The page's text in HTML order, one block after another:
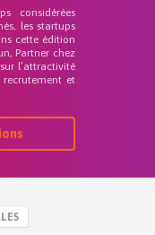
considérées
les startups
cette édition
Partner chez
l’attractivité
recrutement et